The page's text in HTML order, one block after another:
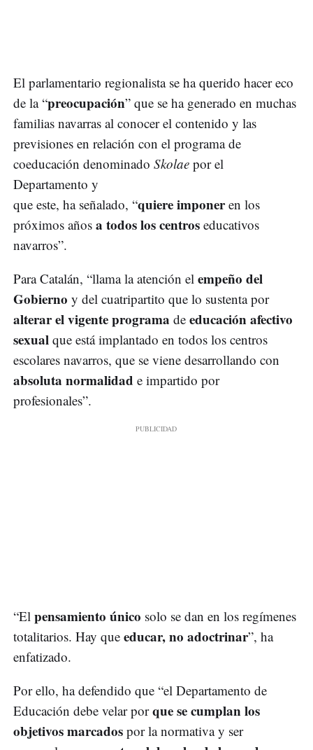
El parlamentario regionalista se ha querido hacer eco
de la “preocupación” que se ha generado en muchas
familias navarras al conocer el contenido y las
previsiones en relación con el programa de
coeducación denominado Skolae por el
Departamento y
que este, ha señalado, “quiere imponeren los
próximos años a todos los centros educativos
navarros”.
Para Catalán, “llama la atención el empeño del
Gobierno y del cuatripartito que lo sustenta por
alterar el vigente programa de educación afectivo
sexual que está implantado en todos los centros
escolares navarros, que se viene desarrollando con
absoluta normalidad e impartido por
profesionales”.
“El pensamiento único solo se dan en los regímenes
totalitarios. Hay que educar, no adoctrinar”, ha
enfatizado.
Por ello, ha defendido que “el Departamento de
Educación debe velar porque se cumplan los
objetivos marcados por la normativa y ser